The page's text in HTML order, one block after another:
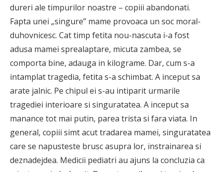
dureri ale timpurilor noastre – copiii abandonati.
Fapta unei „singure” mame provoaca un soc moral-
duhovnicesc. Cat timp fetita nou-nascuta i-a fost
adusa mamei sprealaptare, micuta zambea, se
comporta bine, adauga in kilograme. Dar, cum s-a
intamplat tragedia, fetita s-a schimbat. A inceput sa
arate jalnic. Pe chipul ei s-au intiparit urmarile
tragediei interioare si singuratatea. A inceput sa
manance tot mai putin, parea trista si fara viata. In
general, copiii simt acut tradarea mamei, singuratatea
care se napusteste brusc asupra lor, instrainarea si
deznadejdea. Medicii pediatri au ajuns la concluzia ca